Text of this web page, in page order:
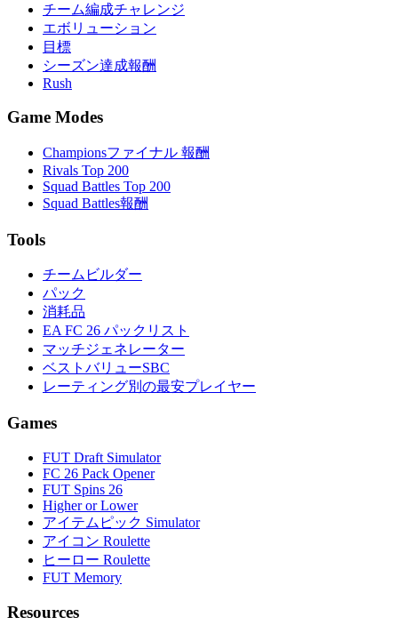
チーム編成チャレンジ
エボリューション
目標
シーズン達成報酬
Rush
Game Modes
Championsファイナル 報酬
Rivals Top 200
Squad Battles Top 200
Squad Battles報酬
Tools
チームビルダー
パック
消耗品
EA FC 26 パックリスト
マッチジェネレーター
ベストバリューSBC
レーティング別の最安プレイヤー
Games
FUT Draft Simulator
FC 26 Pack Opener
FUT Spins 26
Higher or Lower
アイテムピック Simulator
アイコン Roulette
ヒーロー Roulette
FUT Memory
Resources